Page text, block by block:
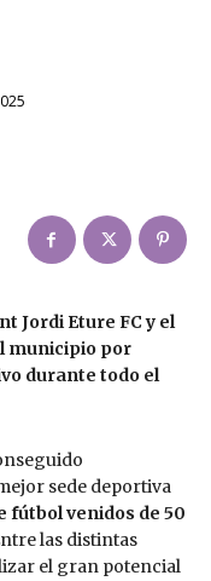
Jordi Eture FC y el
municipio por
durante todo el
sede deportiva
fútbol venidos de 50
las distintas
el gran potencial